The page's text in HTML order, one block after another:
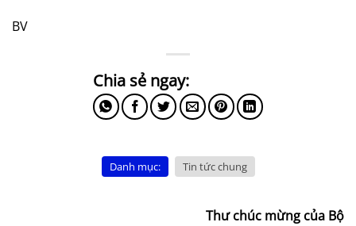
BV
Danh mục: Tin tức chung
Thư chúc mừng của Bộ